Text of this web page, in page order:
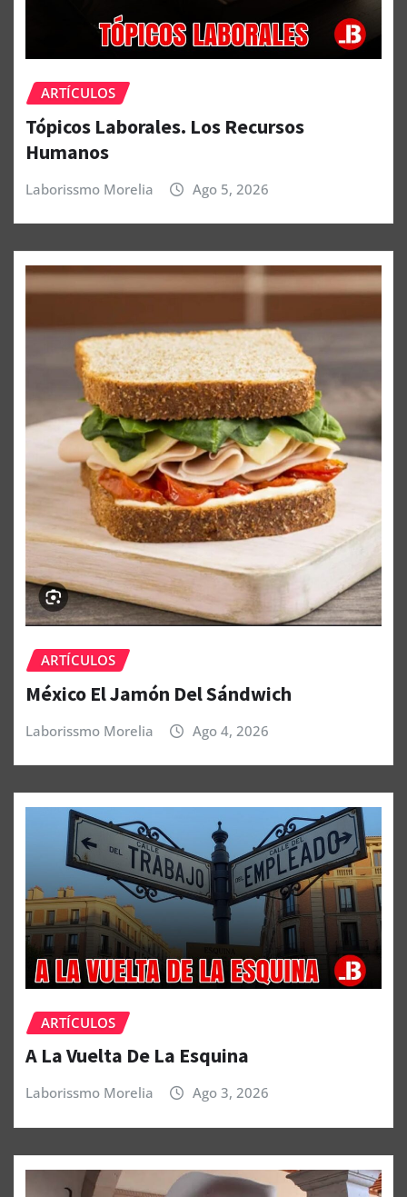
ARTÍCULOS
Tópicos Laborales. Los Recursos
Humanos
Laborissmo Morelia Ago 5, 2026
ARTÍCULOS
México El Jamón Del Sándwich
Laborissmo Morelia Ago 4, 2026
ARTÍCULOS
A La Vuelta De La Esquina
Laborissmo Morelia Ago 3, 2026